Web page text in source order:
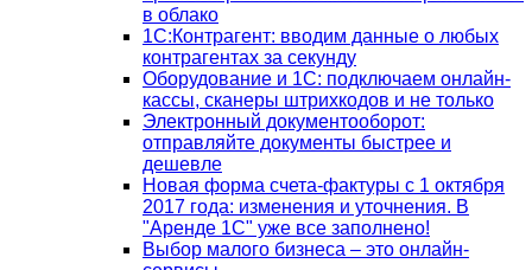
в облако
1С:Контрагент: вводим данные о любых
контрагентах за секунду
Оборудование и 1С: подключаем онлайн-
кассы, сканеры штрихкодов и не только
Электронный документооборот:
отправляйте документы быстрее и
дешевле
Новая форма счета-фактуры с 1 октября
2017 года: изменения и уточнения. В
"Аренде 1С" уже все заполнено!
Выбор малого бизнеса – это онлайн-